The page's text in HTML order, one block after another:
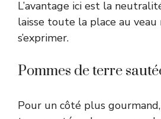
L’avantage ici est la
laisse toute la place au veau
s’exprimer.
Pommes de terre
Pour un côté plus